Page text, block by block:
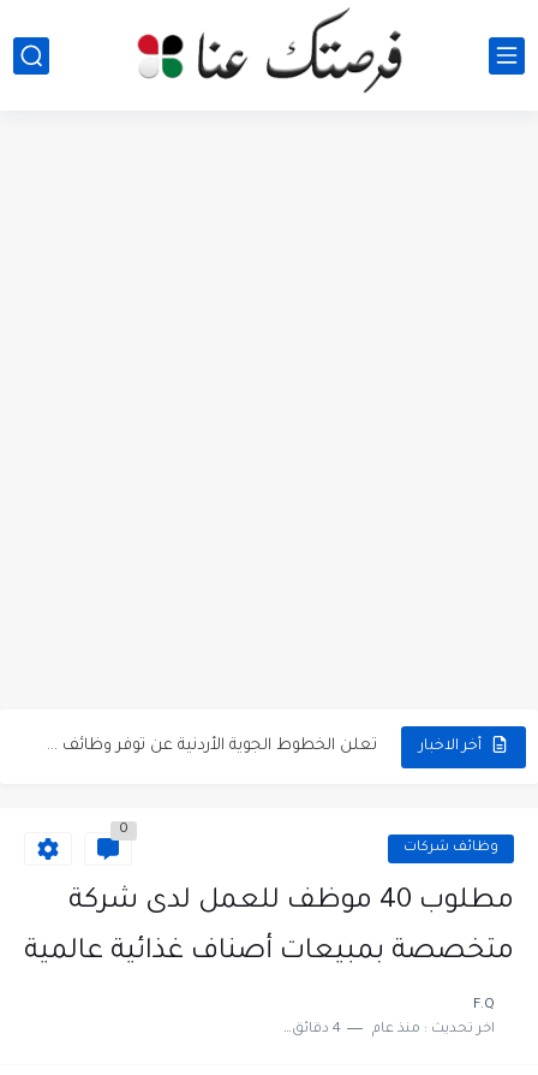
أخر الاخبار تعلن الخطوط الجوية الأردنية عن توفر وظائف شاغرة لمضيفي طيران
مطلوب عامل نظافة عدد 2 بدوام كامل او جزئي في...
مطلوب موظفين لدى شركه صناعيه رائده مهندسين في الاردن
وظائف شركات
0
مطلوب 40 موظف للعمل لدى شركة
متخصصة بمبيعات أصناف غذائية عالمية
F.Q
اخر تحديث : منذ عام 4 دقائق للقراءة